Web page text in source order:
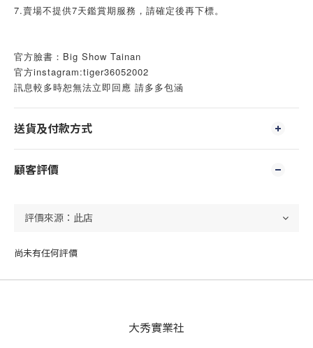
7.賣場不提供7天鑑賞期服務，請確定後再下標。
官方臉書：Big Show Tainan
官方instagram:tiger36052002
訊息較多時恕無法立即回應 請多多包涵
送貨及付款方式
顧客評價
尚未有任何評價
大秀實業社